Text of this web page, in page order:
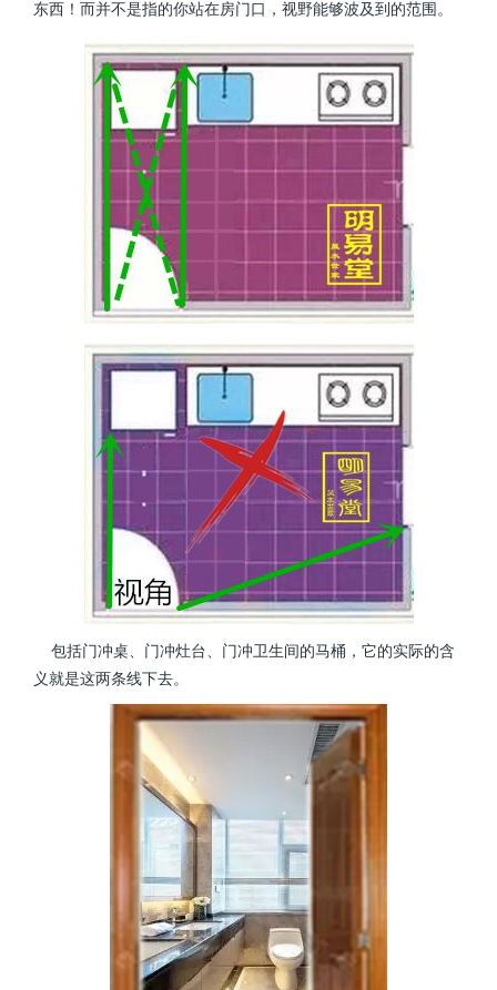
东西！而并不是指的你站在房门口，视野能够波及到的范围。
包括门冲桌、门冲灶台、门冲卫生间的马桶，它的实际的含
义就是这两条线下去。